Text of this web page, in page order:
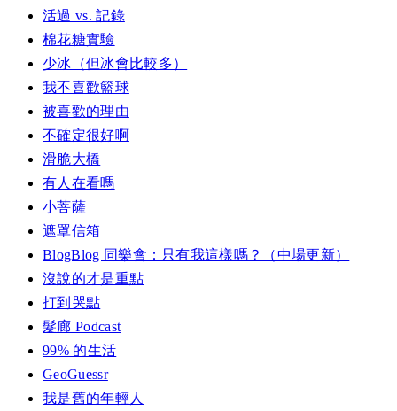
活過 vs. 記錄
棉花糖實驗
少冰（但冰會比較多）
我不喜歡籃球
被喜歡的理由
不確定很好啊
滑脆大橋
有人在看嗎
小菩薩
遮罩信箱
BlogBlog 同樂會：只有我這樣嗎？（中場更新）
沒說的才是重點
打到哭點
髮廊 Podcast
99% 的生活
GeoGuessr
我是舊的年輕人